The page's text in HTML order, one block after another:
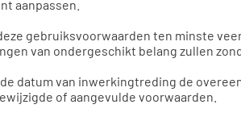
aanpassen.
gebruiksvoorwaarden ten minste
van ondergeschikt belang zullen
datum van inwerkingtreding de
of aangevulde voorwaarden.